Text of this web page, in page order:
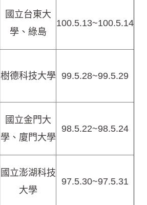
國立台東大
學、綠島
100.5.13~100.5.14
樹德科技大學 99.5.28~99.5.29
國立金門大
學、廈門大學
98.5.22~98.5.24
國立澎湖科技
大學
97.5.30~97.5.31